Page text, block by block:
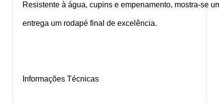
Resistente à água, cupins e empenamento, mostra-se
entrega um rodapé final de excelência.
Informações Técnicas